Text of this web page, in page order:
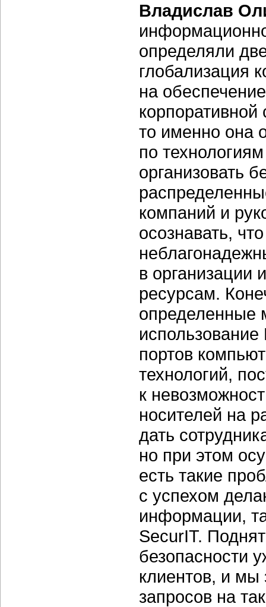
Владислав
определяли
глобализация
на
корпоративной
то именно она
по
организовать
компаний и
осознавать,
в организации
ресурсам.
определенные
портов
технологий,
к
носителей на
дать
но при этом
есть такие
с успехом
информации,
SecurIT.
безопасности
клиентов, и мы
запросов на